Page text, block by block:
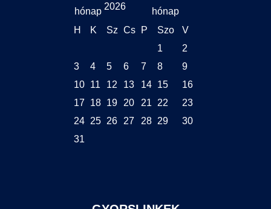
2026
H K Sz Cs P Szo
V
1
2
3
4 5 6 7 8
9
10
11 12 13 14 15
16
17
18 19 20 21 22
23
24
25 26 27 28 29
30
31